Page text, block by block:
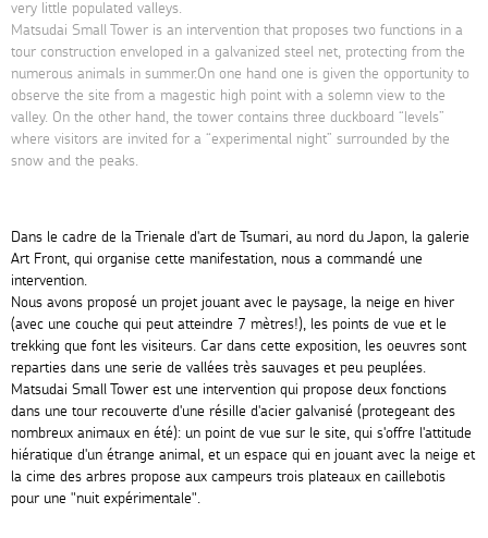
very little populated valleys.
Matsudai Small Tower is an intervention that proposes two functions in a
tour construction enveloped in a galvanized steel net, protecting from the
numerous animals in summer.On one hand one is given the opportunity to
observe the site from a magestic high point with a solemn view to the
valley. On the other hand, the tower contains three duckboard “levels”
where visitors are invited for a “experimental night” surrounded by the
snow and the peaks.
Dans le cadre de la Trienale d'art de Tsumari, au nord du Japon, la galerie
Art Front, qui organise cette manifestation, nous a commandé une
intervention.
Nous avons proposé un projet jouant avec le paysage, la neige en hiver
(avec une couche qui peut atteindre 7 mètres!), les points de vue et le
trekking que font les visiteurs. Car dans cette exposition, les oeuvres sont
reparties dans une serie de vallées très sauvages et peu peuplées.
Matsudai Small Tower est une intervention qui propose deux fonctions
dans une tour recouverte d'une résille d'acier galvanisé (protegeant des
nombreux animaux en été): un point de vue sur le site, qui s'offre l'attitude
hiératique d'un étrange animal, et un espace qui en jouant avec la neige et
la cime des arbres propose aux campeurs trois plateaux en caillebotis
pour une "nuit expérimentale".